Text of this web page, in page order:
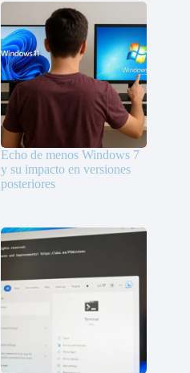
Echo de menos Windows 7
y su impacto en versiones
posteriores